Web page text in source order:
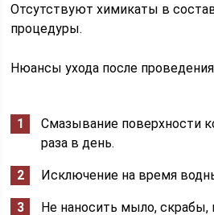
Отсутствуют химикаты в
процедуры.
Нюансы ухода после
Смазывание поверхности
раза в день.
Исключение на время
Не наносить мыло, скрабы,